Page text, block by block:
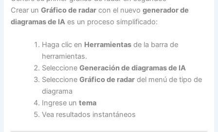
Crear unGráfico de radar con el nuevogenerador de
diagramas de IA es un proceso simplificado:
Haga clic en Herramientas de la barra de
herramientas.
SeleccioneGeneración de diagramas de IA
SeleccioneGráfico de radar del menú de tipo de
diagrama
Ingrese untema
Vea resultados instantáneos